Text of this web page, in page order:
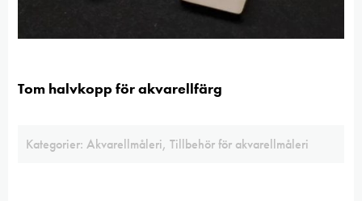
Tom halvkopp för akvarellfärg
Kategorier: Akvarellmåleri, Tillbehör för akvarellmåleri